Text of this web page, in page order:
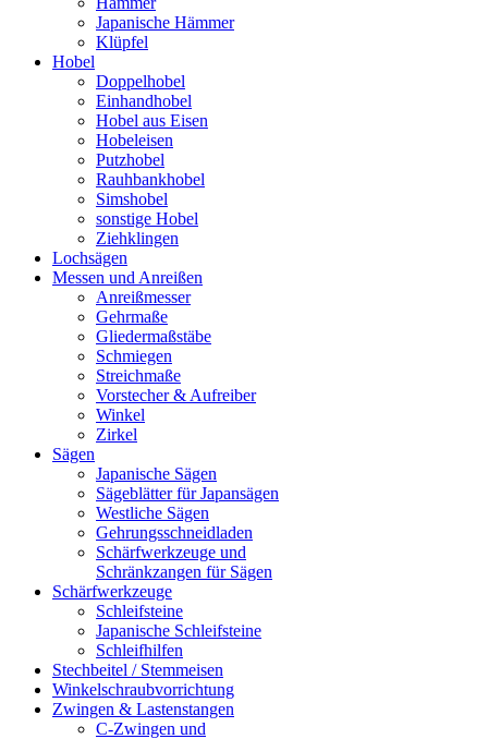
Japanische Hämmer
Klüpfel
Hobel
Doppelhobel
Einhandhobel
Hobel aus Eisen
Hobeleisen
Putzhobel
Rauhbankhobel
Simshobel
sonstige Hobel
Ziehklingen
Lochsägen
Messen und Anreißen
Anreißmesser
Gehrmaße
Gliedermaßstäbe
Schmiegen
Streichmaße
Vorstecher & Aufreiber
Winkel
Zirkel
Sägen
Japanische Sägen
Sägeblätter für Japansägen
Westliche Sägen
Gehrungsschneidladen
Schärfwerkzeuge und
Schränkzangen für Sägen
Schärfwerkzeuge
Schleifsteine
Japanische Schleifsteine
Schleifhilfen
Stechbeitel / Stemmeisen
Winkelschraubvorrichtung
Zwingen & Lastenstangen
C-Zwingen und